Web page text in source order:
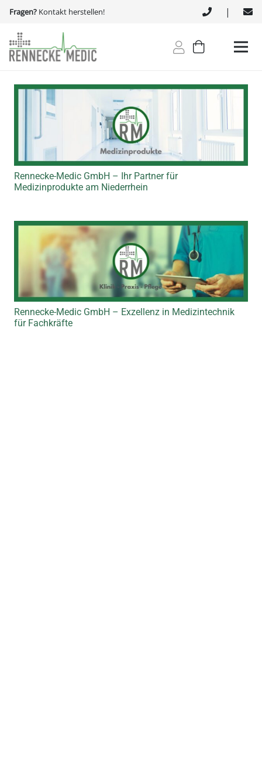
Fragen? Kontakt herstellen! |
Rennecke-Medic GmbH – Ihr Partner für
Medizinprodukte am Niederrhein
Rennecke-Medic GmbH – Exzellenz in Medizintechnik
für Fachkräfte